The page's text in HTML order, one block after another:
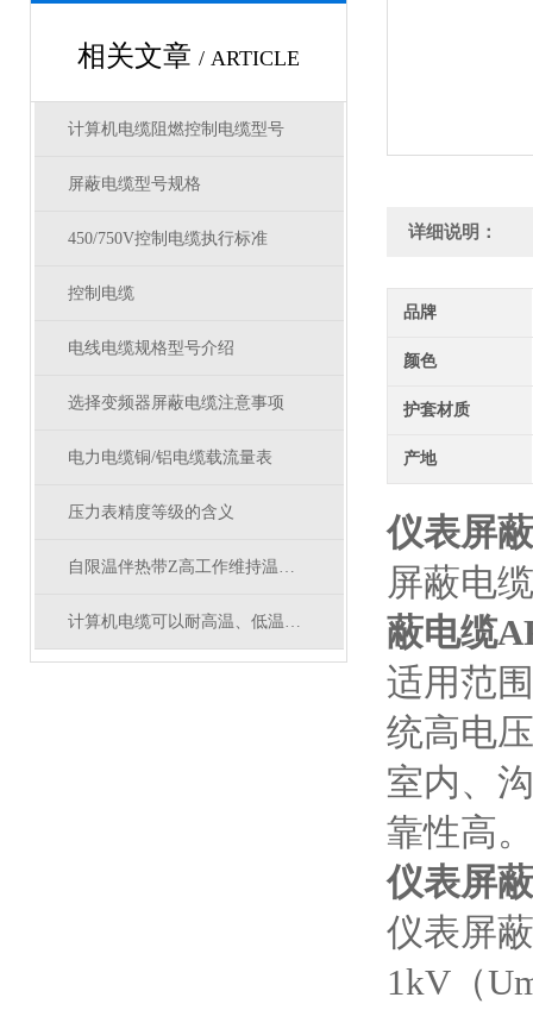
相关文章 / ARTICLE
计算机电缆阻燃控制电缆型号
屏蔽电缆型号规格
450/750V控制电缆执行标准
控制电缆
电线电缆规格型号介绍
选择变频器屏蔽电缆注意事项
电力电缆铜/铝电缆载流量表
压力表精度等级的含义
自限温伴热带Z高工作维持温度一览表
计算机电缆可以耐高温、低温和酸、碱、油、水及腐蚀性
详细说明：
品牌
颜色
护套材质
产地
仪表屏
屏蔽电
蔽电缆
适用范
统高电
室内、
靠性高。
仪表屏
仪表屏
1kV（